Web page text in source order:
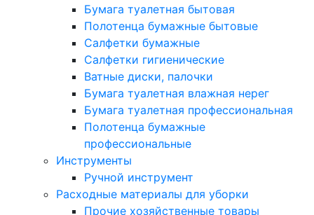
Бумага туалетная бытовая
Полотенца бумажные бытовые
Салфетки бумажные
Салфетки гигиенические
Ватные диски, палочки
Бумага туалетная влажная нерег
Бумага туалетная профессиональная
Полотенца бумажные
профессиональные
Инструменты
Ручной инструмент
Расходные материалы для уборки
Прочие хозяйственные товары